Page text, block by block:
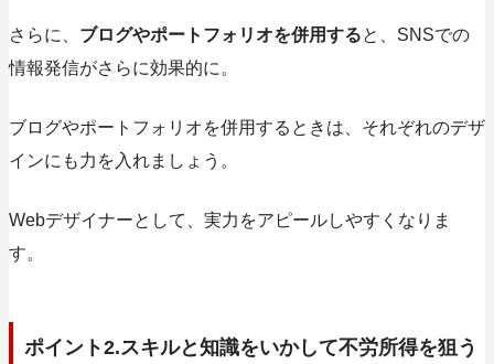
さらに、 ブログやポートフォリオを併用すると、SNSでの
情報発信がさらに効果的に。
ブログやポートフォリオを併用するときは、それぞれのデザ
インにも力を入れましょう。
Webデザイナーとして、実力をアピールしやすくなりま
す。
ポイント2.スキルと知識をいかして不労所得を狙う